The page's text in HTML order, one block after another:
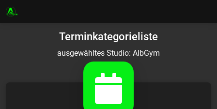
Terminkategorieliste
ausgewähltes Studio: AlbGym